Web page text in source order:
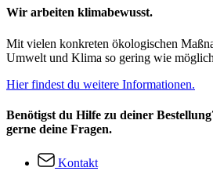
Wir arbeiten klimabewusst.
Mit vielen konkreten ökologischen
Umwelt und Klima so gering wie
Hier findest du weitere Informationen.
Benötigst du Hilfe zu deiner
gerne deine Fragen.
Kontakt